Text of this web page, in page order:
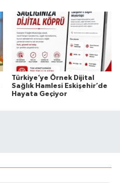
Türkiye’ye Örnek Dijital
Sağlık Hamlesi Eskişehir’de
Hayata Geçiyor